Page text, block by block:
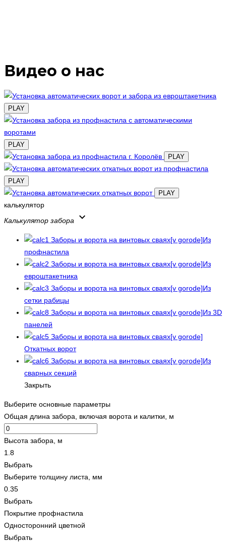
Видео о нас
PLAY
PLAY
PLAY
PLAY
PLAY
калькулятор
Калькулятор забора
keyboard_arrow_down
Из
профнастила
Из
евроштакетника
Из
сетки рабицы
Из 3D
панелей
Откатных ворот
Из
сварных секций
Закрыть
Выберите основные параметры
Общая длина забора, включая ворота и калитки, м
Высота забора, м
1.8
Выбрать
Выберите толщину листа, мм
0.35
Выбрать
Покрытие профнастила
Односторонний цветной
Выбрать